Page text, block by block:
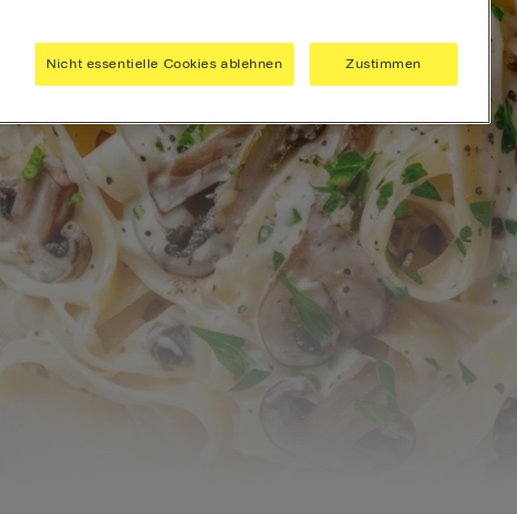
Nicht essentielle Cookies ablehnen Zustimmen